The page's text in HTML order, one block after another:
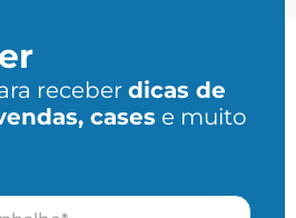
receber dicas de
cases e muito